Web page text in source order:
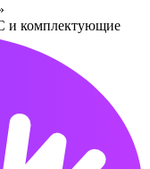
и комплектующие